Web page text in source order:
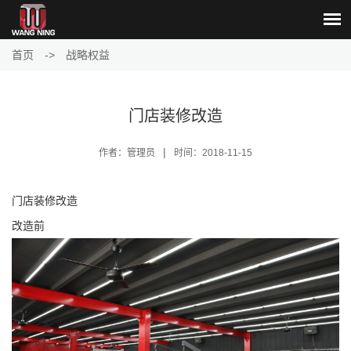
首页 -> 战略权益
门店装修改造
作者：管理员 | 时间：2018-11-15
门店装修改造
改造前